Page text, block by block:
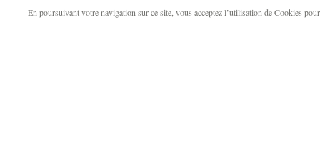
En poursuivant votre navigation sur ce site, vous acceptez l’utilisation de Cookies